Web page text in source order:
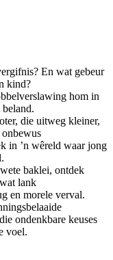
En wat gebeur
kind?
hom in
beland.
die uitweg kleiner,
in ’n wêreld waar jong
baklei, ontdek
lank
en morele verval.
ondenkbare keuses
voel.